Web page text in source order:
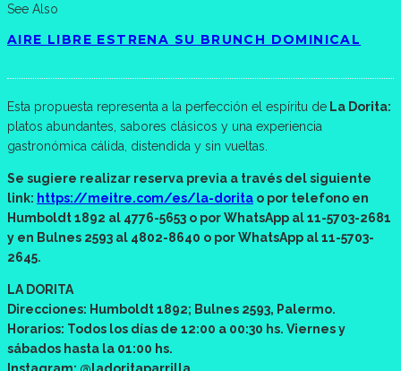
See Also
AIRE LIBRE ESTRENA SU BRUNCH DOMINICAL
Esta propuesta representa a la perfección el espíritu de La Dorita:
platos abundantes, sabores clásicos y una experiencia
gastronómica cálida, distendida y sin vueltas.
Se sugiere realizar reserva previa a través del siguiente
link: https://meitre.com/es/la-dorita o por telefono en
Humboldt 1892 al 4776-5653 o por WhatsApp al 11-5703-2681
y en Bulnes 2593 al 4802-8640 o por WhatsApp al 11-5703-
2645.
LA DORITA
Direcciones: Humboldt 1892; Bulnes 2593, Palermo.
Horarios: Todos los días de 12:00 a 00:30 hs. Viernes y
sábados hasta la 01:00 hs.
Instagram: @ladoritaparrilla